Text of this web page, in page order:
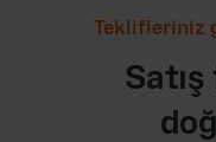
Teklifleriniz
Satış